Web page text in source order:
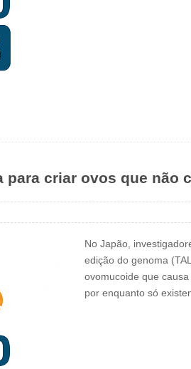
criar ovos que não
No Japão,
edição do genoma
ovomucoide que
por enquanto só